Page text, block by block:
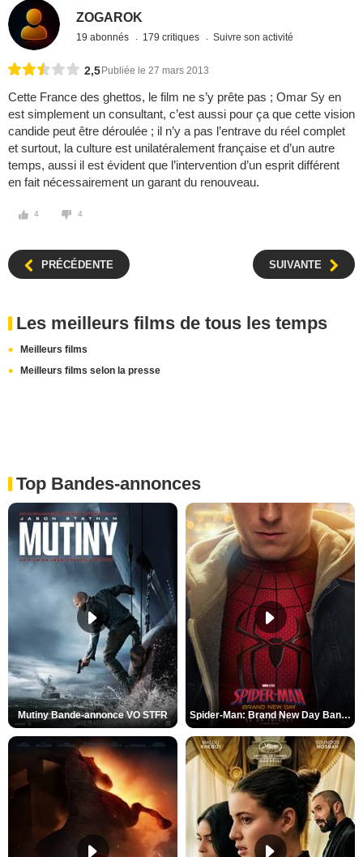
ZOGAROK
19 abonnés 179 critiques Suivre son activité
2,5 Publiée le 27 mars 2013
Cette France des ghettos, le film ne s’y prête pas ; Omar Sy en
est simplement un consultant, c’est aussi pour ça que cette vision
candide peut être déroulée ; il n’y a pas l’entrave du réel complet
et surtout, la culture est unilatéralement française et d’un autre
temps, aussi il est évident que l’intervention d’un esprit différent
en fait nécessairement un garant du renouveau.
4 4
PRÉCÉDENTE SUIVANTE
Les meilleurs films de tous les temps
Meilleurs films
Meilleurs films selon la presse
Top Bandes-annonces
Mutiny Bande-annonce VO STFR Spider-Man: Brand New Day Bande-annonce VO STFR